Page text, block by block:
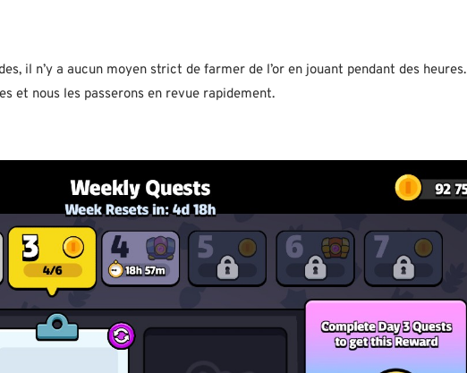
il n’y a aucun moyen strict de farmer de l’or en jouant pendant des heures.
et nous les passerons en revue rapidement.